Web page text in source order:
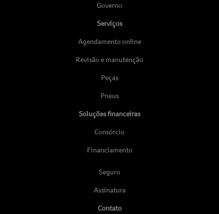
Governo
Serviços
Agendamento online
Revisão e manutenção
Peças
Pneus
Soluções financeiras
Consórcio
Financiamento
Seguro
Assinatura
Contato